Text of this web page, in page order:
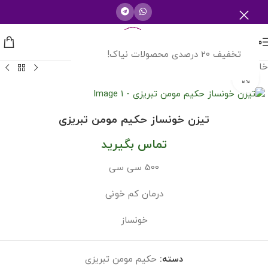
تخفیف 20 درصدی محصولات نیاک!
منو
خانه
تیزن خونساز حکیم مومن تبریزی
تماس بگیرید
500 سی سی
درمان کم خونی
خونساز
دسته: حکیم مومن تبریزی